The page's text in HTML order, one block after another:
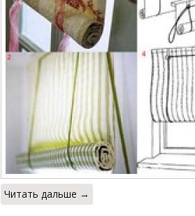
Читать дальше →